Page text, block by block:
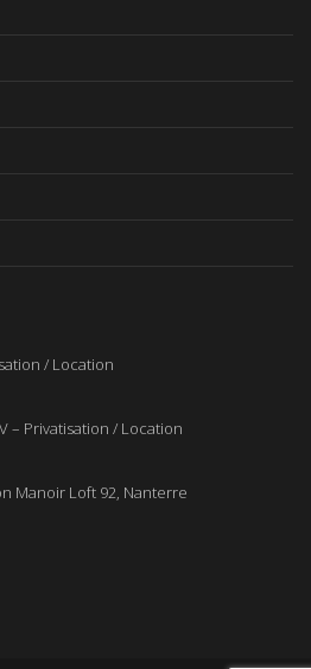
/ Location
– Privatisation / Location
Manoir Loft 92, Nanterre